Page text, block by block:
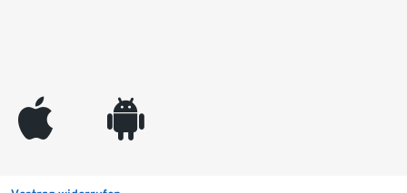
appleinc android